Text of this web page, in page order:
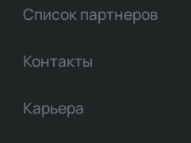
Список партнеров
Контакты
Карьера